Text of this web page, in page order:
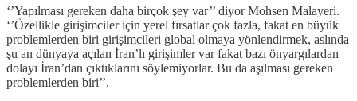
‘’Yapılması gereken daha birçok şey var’’ diyor Mohsen Malayeri.
‘’Özellikle girişimciler için yerel fırsatlar çok fazla, fakat en büyük
problemlerden biri girişimcileri global olmaya yönlendirmek, aslında
şu an dünyaya açılan İran’lı girişimler var fakat bazı önyargılardan
dolayı İran’dan çıktıklarını söylemiyorlar. Bu da aşılması gereken
problemlerden biri’’.